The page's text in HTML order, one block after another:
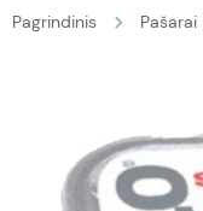
Pagrindinis Pašarai